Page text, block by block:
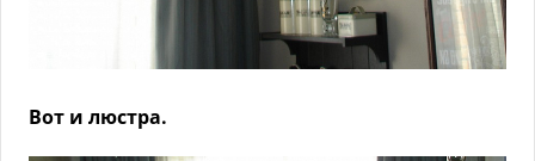
Вот и люстра.